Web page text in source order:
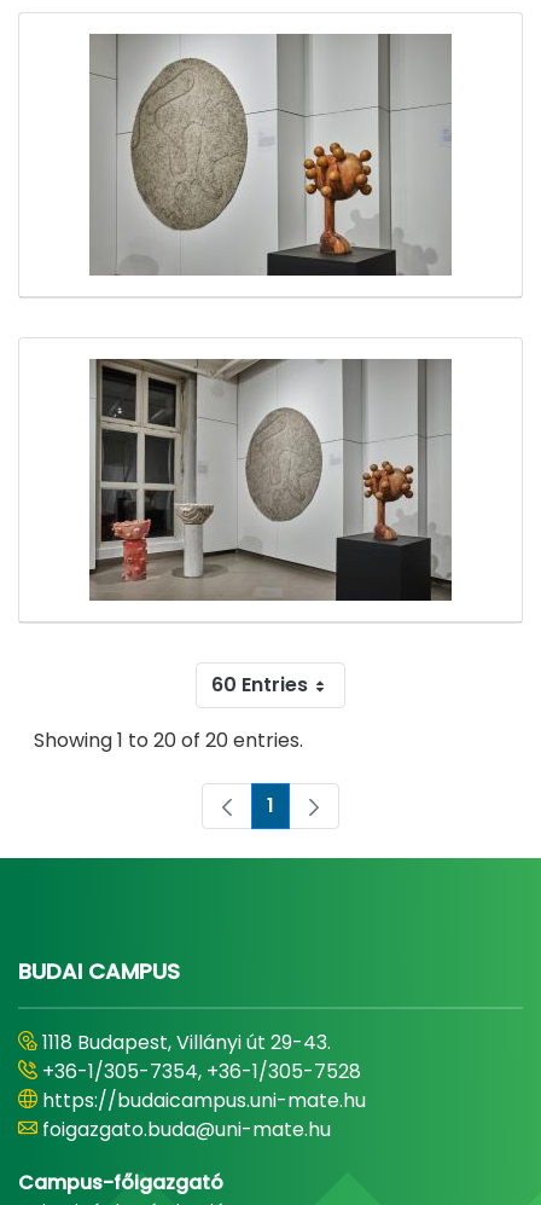
60 Entries
Showing 1 to 20 of 20 entries.
Page
1
BUDAI CAMPUS
1118 Budapest, Villányi út 29-43.
+36-1/305-7354, +36-1/305-7528
https://budaicampus.uni-mate.hu
foigazgato.buda@uni-mate.hu
Campus-főigazgató